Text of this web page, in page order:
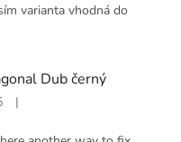
varianta vhodná do
Dub černý
|